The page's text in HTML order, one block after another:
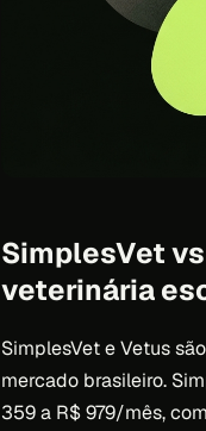
SimplesVet
veterinária
SimplesVet e Vetus
mercado brasileiro.
359 a R$ 979/mês,